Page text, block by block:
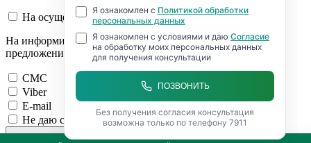
На осуществление обратной связи
На информирование об объектах недвижимости,
предложениях и акциях
СМС
Viber
E-mail
Не даю согласие на обработку персональных данных